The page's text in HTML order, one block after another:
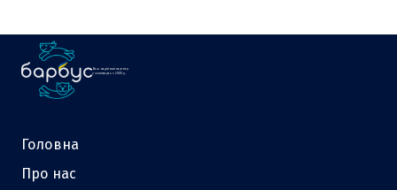
Ваш надійний партнер
у зоотоварах з 2000 р.
Головна
Про нас